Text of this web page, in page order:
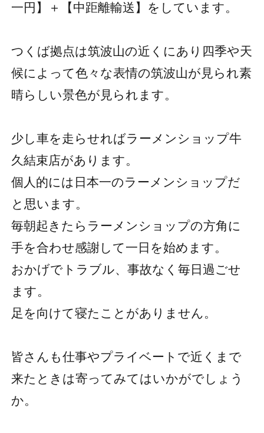
一円】＋【中距離輸送】をしています。
つくば拠点は筑波山の近くにあり四季や天
候によって色々な表情の筑波山が見られ素
晴らしい景色が見られます。
少し車を走らせればラーメンショップ牛
久結束店があります。
個人的には日本一のラーメンショップだ
と思います。
毎朝起きたらラーメンショップの方角に
手を合わせ感謝して一日を始めます。
おかげでトラブル、事故なく毎日過ごせ
ます。
足を向けて寝たことがありません。
皆さんも仕事やプライベートで近くまで
来たときは寄ってみてはいかがでしょう
か。